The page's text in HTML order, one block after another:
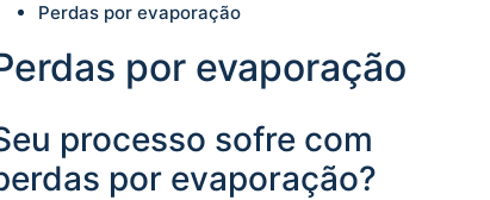
Perdas por evaporação
por evaporação
processo sofre com
por evaporação?